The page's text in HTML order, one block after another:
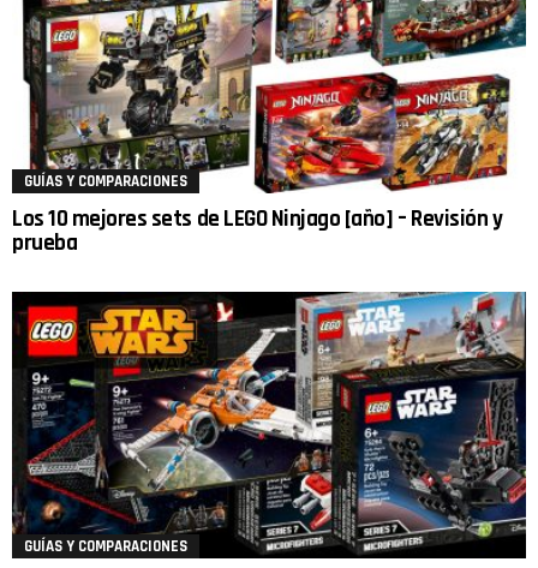
GUÍAS Y COMPARACIONES
Los 10 mejores sets de LEGO Ninjago [año] – Revisión y
prueba
GUÍAS Y COMPARACIONES